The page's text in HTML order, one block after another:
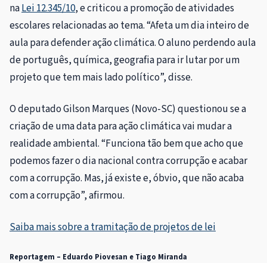
naLei 12.345/10, e criticou a promoção de atividades
escolares relacionadas ao tema. “Afeta um dia inteiro de
aula para defender ação climática. O aluno perdendo aula
de português, química, geografia para ir lutar por um
projeto que tem mais lado político”, disse.
O deputado Gilson Marques (Novo-SC) questionou se a
criação de uma data para ação climática vai mudar a
realidade ambiental. “Funciona tão bem que acho que
podemos fazer o dia nacional contra corrupção e acabar
com a corrupção. Mas, já existe e, óbvio, que não acaba
com a corrupção”, afirmou.
Saiba mais sobre a tramitação de projetos de lei
Reportagem – Eduardo Piovesan e Tiago Miranda